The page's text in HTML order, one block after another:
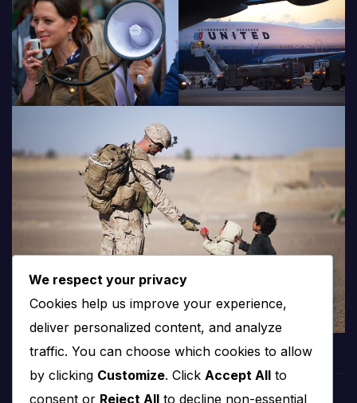
We respect your privacy
Cookies help us improve your experience,
deliver personalized content, and analyze
traffic. You can choose which cookies to allow
by clicking Customize. Click Accept All to
consent or Reject All to decline non-essential